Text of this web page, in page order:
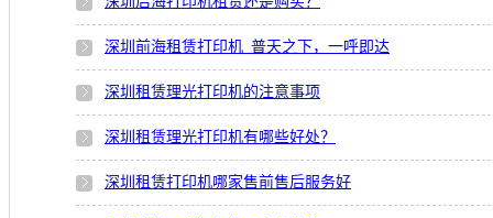
深圳前海租赁打印机_普天之下，一呼即达
深圳租赁理光打印机的注意事项
深圳租赁理光打印机有哪些好处？
深圳租赁打印机哪家售前售后服务好